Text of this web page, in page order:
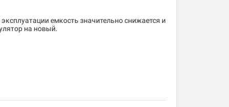
емкость значительно снижается и
на новый.